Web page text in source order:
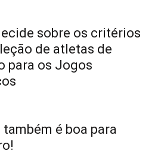
sobre os critérios
de atletas de
para os Jogos
é boa para